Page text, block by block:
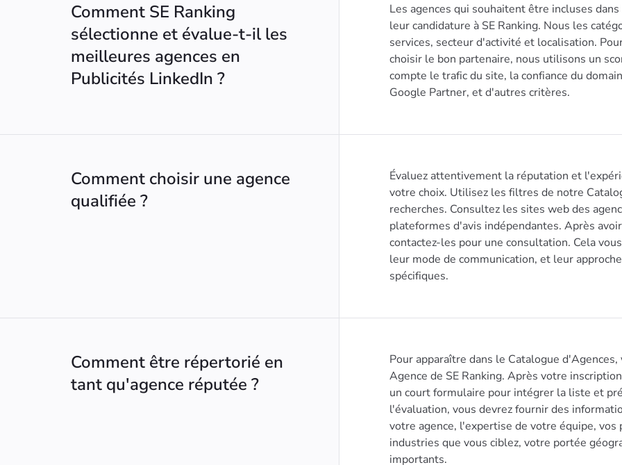
Comment SE Ranking
sélectionne et évalue-t-il les
meilleures agences en
Publicités LinkedIn ?
Les agences qui souhaitent être incluses
leur candidature à SE Ranking. Nous les
services, secteur d'activité et localisation.
choisir le bon partenaire, nous utilisons un
compte le trafic du site, la confiance du
Google Partner, et d'autres critères.
Comment choisir une agence
qualifiée ?
Évaluez attentivement la réputation et
votre choix. Utilisez les filtres de notre
recherches. Consultez les sites web des
plateformes d'avis indépendantes. Après
contactez-les pour une consultation. Cela
leur mode de communication, et leur
spécifiques.
Comment être répertorié en
tant qu'agence réputée ?
Pour apparaître dans le Catalogue
Agence de SE Ranking. Après votre
un court formulaire pour intégrer la liste et
l'évaluation, vous devrez fournir des
votre agence, l'expertise de votre équipe,
industries que vous ciblez, votre portée
importants.